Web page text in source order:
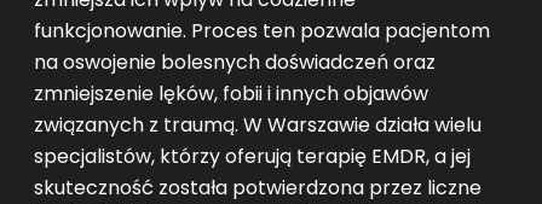
funkcjonowanie. Proces ten pozwala pacjentom
na oswojenie bolesnych doświadczeń oraz
zmniejszenie lęków, fobii i innych objawów
związanych z traumą. W Warszawie działa wielu
specjalistów, którzy oferują terapię EMDR, a jej
skuteczność została potwierdzona przez liczne